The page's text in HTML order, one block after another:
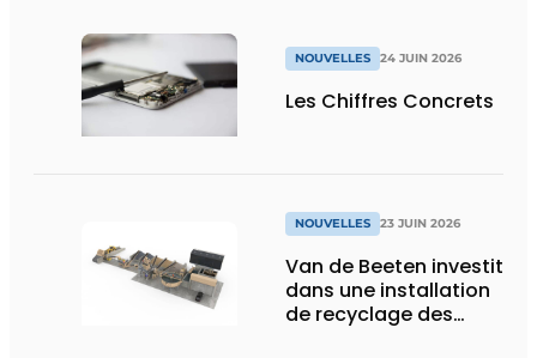
NOUVELLES 24 JUIN 2026
Les Chiffres Concrets
NOUVELLES 23 JUIN 2026
Van de Beeten investit
dans une installation
de recyclage des